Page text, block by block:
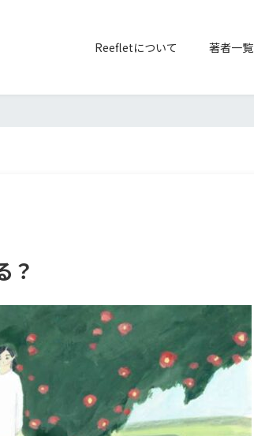
Reefletについて 著者一覧
？